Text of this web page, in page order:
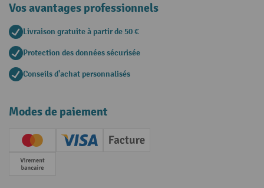
Vos avantages professionnels
Livraison gratuite à partir de 50 €
Protection des données sécurisée
Conseils d'achat personnalisés
Modes de paiement
Creditcard (Master)Creditcard (Visa)
Facture
Paiement anticipé